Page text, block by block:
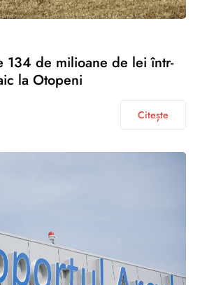
134 de milioane de lei într-
la Otopeni
Citește